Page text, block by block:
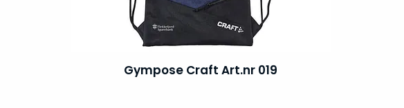
Gympose Craft Art.nr 019